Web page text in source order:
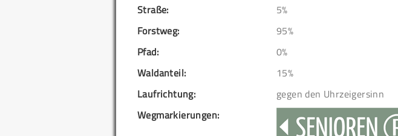
Straße:
5%
Forstweg:
95%
Pfad:
0%
Waldanteil:
15%
Laufrichtung:
gegen den Uhrzeigersinn
Wegmarkierungen: